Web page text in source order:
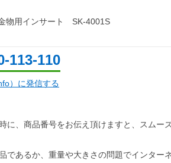
物用インサート SK-4001S
113-110
）に発信する
に、商品番号をお伝え頂けますと、スムー
であるか、重量や大きさの問題でインタ